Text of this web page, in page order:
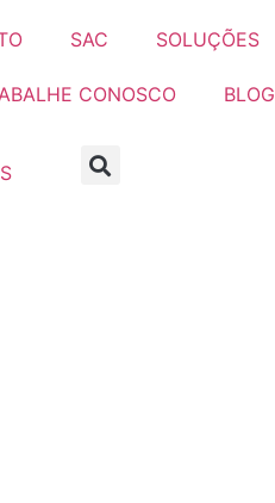
SAC SOLUÇÕES
CONOSCO BLOG